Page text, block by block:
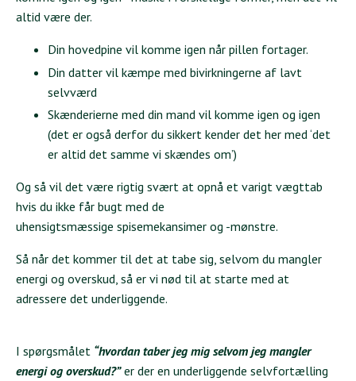
altid være der.
Din hovedpine vil komme igen når pillen fortager.
Din datter vil kæmpe med bivirkningerne af lavt
selvværd
Skænderierne med din mand vil komme igen og igen
(det er også derfor du sikkert kender det her med ‘det
er altid det samme vi skændes om’)
Og så vil det være rigtig svært at opnå et varigt vægttab
hvis du ikke får bugt med de
uhensigtsmæssige spisemekansimer og -mønstre.
Så når det kommer til det at tabe sig, selvom du mangler
energi og overskud, så er vi nød til at starte med at
adressere det underliggende.
I spørgsmålet “hvordan taber jeg mig selvom jeg mangler
energi og overskud?”er der en underliggende selvfortælling